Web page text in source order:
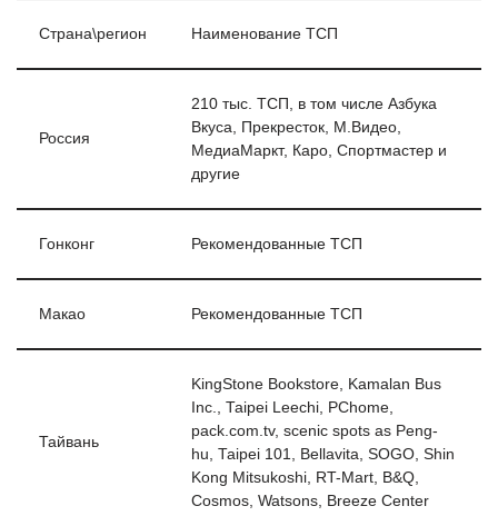
Страна\регион Наименование ТСП
Россия
210 тыс. ТСП, в том числе Азбука
Вкуса, Прекресток, М.Видео,
МедиаМаркт, Каро, Спортмастер и
другие
Гонконг Рекомендованные ТСП
Макао Рекомендованные ТСП
Тайвань
KingStone Bookstore, Kamalan Bus
Inc., Taipei Leechi, PChome,
pack.com.tv, scenic spots as Peng-
hu, Taipei 101, Bellavita, SOGO, Shin
Kong Mitsukoshi, RT-Mart, B&Q,
Cosmos, Watsons, Breeze Center